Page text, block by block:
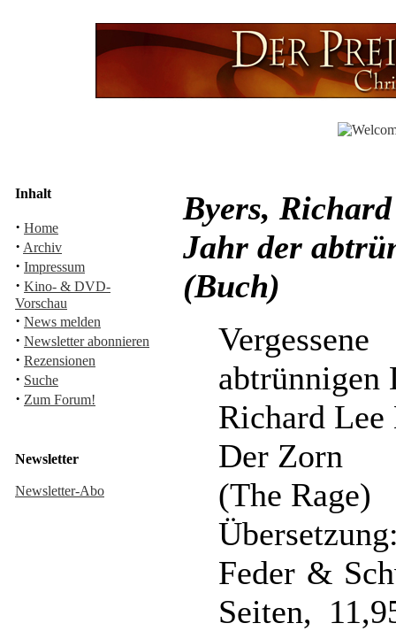
Inhalt
· Home
· Archiv
· Impressum
· Kino- & DVD-
Vorschau
· News melden
· Newsletter abonnieren
· Rezensionen
· Suche
· Zum Forum!
Newsletter
Newsletter-Abo
Byers,
Jahr der
(Buch)
abtrünnigen
Richard Lee
Der Zorn
(The Rage)
Feder &
Seiten,